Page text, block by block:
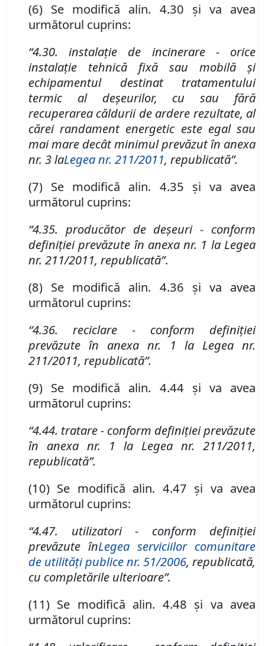
(6) Se modifică alin. 4.30 și va avea
următorul cuprins:
“4.30. instalaţie de incinerare - orice
instalaţie tehnică fixă sau mobilă şi
echipamentul destinat tratamentului
termic al deşeurilor, cu sau fără
recuperarea căldurii de ardere rezultate, al
cărei randament energetic este egal sau
mai mare decât minimul prevăzut în anexa
nr. 3 laLegea nr. 211/2011, republicată”.
(7) Se modifică alin. 4.35 și va avea
următorul cuprins:
“4.35. producător de deşeuri - conform
definiției prevăzute în anexa nr. 1 la Legea
nr. 211/2011, republicată”.
(8) Se modifică alin. 4.36 și va avea
următorul cuprins:
“4.36. reciclare - conform definiției
prevăzute în anexa nr. 1 la Legea nr.
211/2011, republicată”.
(9) Se modifică alin. 4.44 și va avea
următorul cuprins:
“4.44. tratare - conform definiției prevăzute
în anexa nr. 1 la Legea nr. 211/2011,
republicată”.
(10) Se modifică alin. 4.47 și va avea
următorul cuprins:
“4.47. utilizatori - conform definiţiei
prevăzute înLegea serviciilor comunitare
de utilităţi publice nr. 51/2006, republicată,
cu completările ulterioare”.
(11) Se modifică alin. 4.48 și va avea
următorul cuprins: